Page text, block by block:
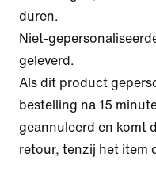
duren.
Niet-
geleverd.
Als dit product
bestelling na 15
geannuleerd en komt
retour, tenzij het item